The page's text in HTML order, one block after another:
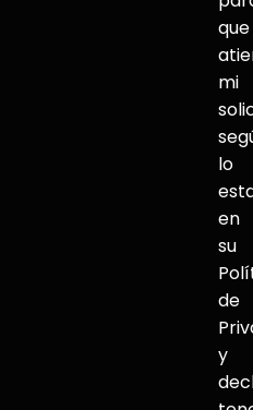
que
mi
lo
en
su
de
y